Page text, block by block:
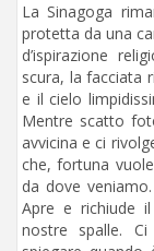
La Sinagoga
protetta da una
d’ispirazione
scura, la facciata
e il cielo
Mentre scatto
avvicina e ci
che, fortuna
da dove
Apre e richiude
nostre spalle.